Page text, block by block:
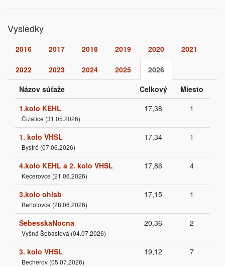
Vysledky
2016 2017 2018 2019 2020 2021
2022 2023 2024 2025
2026
Názov súťaže
Celkový
Miesto
1.kolo KEHL
Čižatice (31.05.2026)
17,38 1
1. kolo VHSL
Bystré (07.06.2026)
17,34 1
4.kolo KEHL a 2. kolo VHSL
Kecerovce (21.06.2026)
17,86 4
3.kolo ohlsb
Bertotovce (28.06.2026)
17,15 1
SebesskaNocna
Vyšná Šebastová (04.07.2026)
20,36 2
3. kolo VHSL
Becherov (05.07.2026)
19,12 7